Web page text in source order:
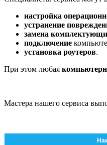
настройка
устранение
замена
подключение
установка роутеров.
При этом любая
Мастера нашего сервиса